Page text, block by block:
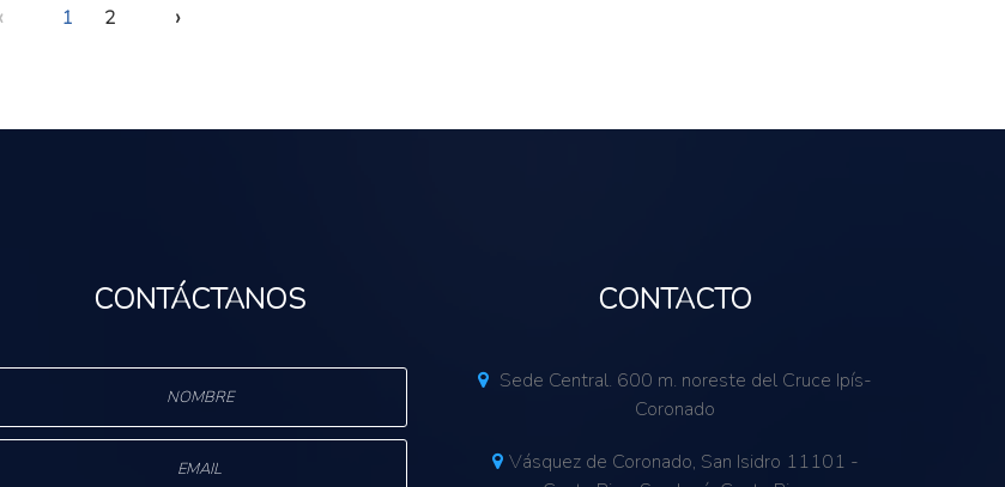
‹ 1 2 ›
CONTÁCTANOS CONTACTO
Sede Central. 600 m. noreste del Cruce Ipís-
Coronado
Vásquez de Coronado, San Isidro 11101 -